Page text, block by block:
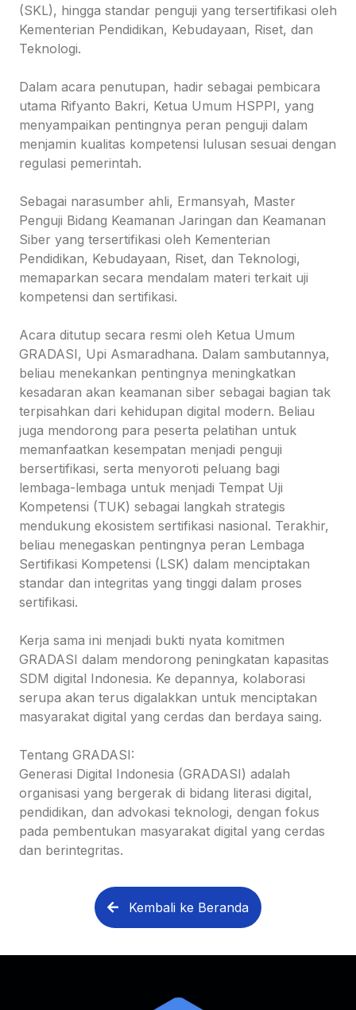
(SKL), hingga standar penguji yang tersertifikasi oleh
Kementerian Pendidikan, Kebudayaan, Riset, dan
Teknologi.
Dalam acara penutupan, hadir sebagai pembicara
utama Rifyanto Bakri, Ketua Umum HSPPI, yang
menyampaikan pentingnya peran penguji dalam
menjamin kualitas kompetensi lulusan sesuai dengan
regulasi pemerintah.
Sebagai narasumber ahli, Ermansyah, Master
Penguji Bidang Keamanan Jaringan dan Keamanan
Siber yang tersertifikasi oleh Kementerian
Pendidikan, Kebudayaan, Riset, dan Teknologi,
memaparkan secara mendalam materi terkait uji
kompetensi dan sertifikasi.
Acara ditutup secara resmi oleh Ketua Umum
GRADASI, Upi Asmaradhana. Dalam sambutannya,
beliau menekankan pentingnya meningkatkan
kesadaran akan keamanan siber sebagai bagian tak
terpisahkan dari kehidupan digital modern. Beliau
juga mendorong para peserta pelatihan untuk
memanfaatkan kesempatan menjadi penguji
bersertifikasi, serta menyoroti peluang bagi
lembaga-lembaga untuk menjadi Tempat Uji
Kompetensi (TUK) sebagai langkah strategis
mendukung ekosistem sertifikasi nasional. Terakhir,
beliau menegaskan pentingnya peran Lembaga
Sertifikasi Kompetensi (LSK) dalam menciptakan
standar dan integritas yang tinggi dalam proses
sertifikasi.
Kerja sama ini menjadi bukti nyata komitmen
GRADASI dalam mendorong peningkatan kapasitas
SDM digital Indonesia. Ke depannya, kolaborasi
serupa akan terus digalakkan untuk menciptakan
masyarakat digital yang cerdas dan berdaya saing.
Tentang GRADASI:
Generasi Digital Indonesia (GRADASI) adalah
organisasi yang bergerak di bidang literasi digital,
pendidikan, dan advokasi teknologi, dengan fokus
pada pembentukan masyarakat digital yang cerdas
dan berintegritas.
Kembali ke Beranda